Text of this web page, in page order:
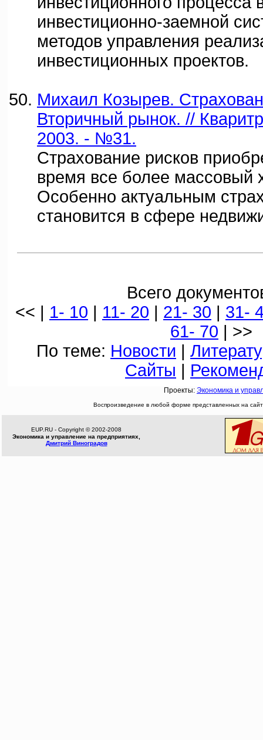
инвестиционно-заемной
методов управления
инвестиционных проектов.
Михаил Козырев.
Вторичный рынок. //
2003. - №31.
Страхование рисков
время все более массовый
Особенно актуальным
становится в сфере
Всего
<< | 1- 10 | 11- 20 | 21- 30 | 31-
61- 70 | >>
По теме: Новости |
Сайты |
Проекты: Экономика и
Воспроизведение в любой форме представленных на
EUP.RU - Copyright © 2002-2008
Экономика и управление на предприятиях,
Дмитрий Виноградов